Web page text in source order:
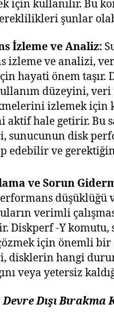
için kullanılır. Bu
şunlar
İzleme ve Analiz:
izleme ve analizi,
hayati önem taşır.
düzeyini, veri
izlemek için
aktif hale getirir. Bu
sunucunun disk
edebilir ve
ve Sorun
düşüklüğü
verimli
Diskperf -Y komutu,
için önemli bir
disklerin hangi
veya yetersiz
Dışı Bırakma